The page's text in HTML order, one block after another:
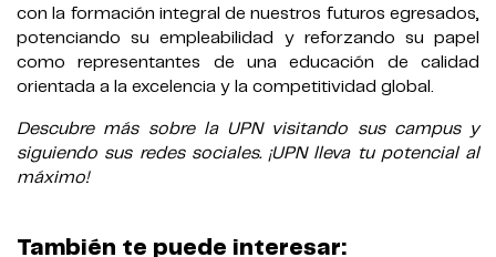
con la formación integral de nuestros futuros egresados,
potenciando su empleabilidad y reforzando su papel
como representantes de una educación de calidad
orientada a la excelencia y la competitividad global.
Descubre más sobre la UPN visitando sus campus y
siguiendo sus redes sociales. ¡UPN lleva tu potencial al
máximo!
También te puede interesar: